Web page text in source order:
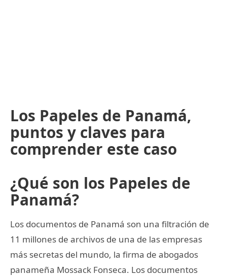
Los Papeles de Panamá,
puntos y claves para
comprender este caso
¿Qué son los Papeles de
Panamá?
Los documentos de Panamá son una filtración de
11 millones de archivos de una de las empresas
más secretas del mundo, la firma de abogados
panameña Mossack Fonseca. Los documentos